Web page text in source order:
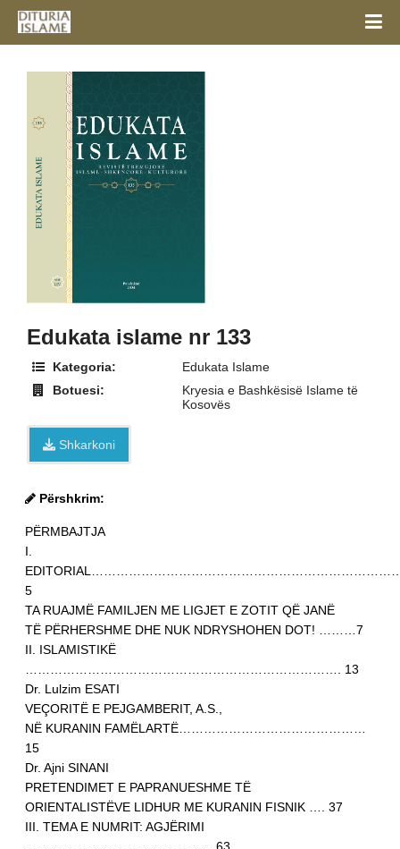
Edukata islame nr 133
Kategoria:
Edukata Islame
Botuesi:
Kryesia e Bashkësisë Islame të
Kosovës
Shkarkoni
Përshkrim:
PËRMBAJTJA
I.
5
TA RUAJMË FAMILJEN ME LIGJET E ZOTIT QË JANË
TË PËRHERSHME DHE NUK NDRYSHOHEN DOT! ………7
II. ISLAMISTIKË
…………………………………………………………………. 13
Dr. Lulzim ESATI
VEÇORITË E PEJGAMBERIT, A.S.,
NË KURANIN FAMËLARTË………………………………………
15
Dr. Ajni SINANI
PRETENDIMET E PAPRANUESHME TË
ORIENTALISTËVE LIDHUR ME KURANIN FISNIK …. 37
III. TEMA E NUMRIT: AGJËRIMI